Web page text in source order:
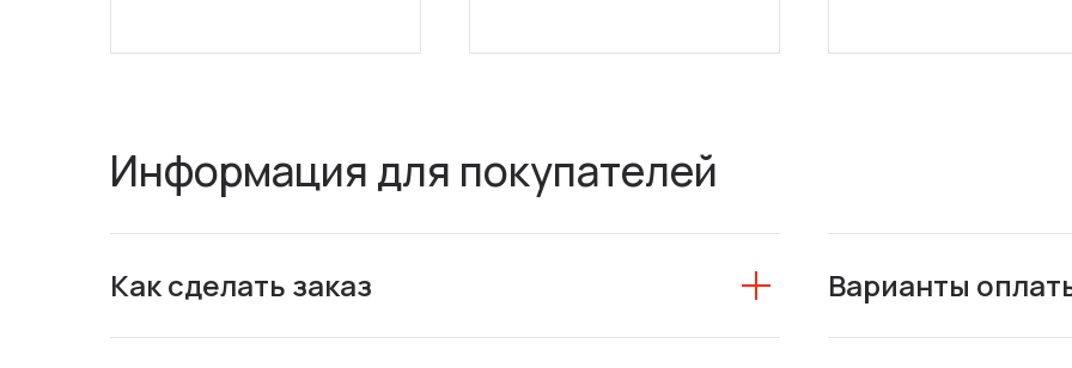
Информация для покупателей
Как сделать заказ Варианты